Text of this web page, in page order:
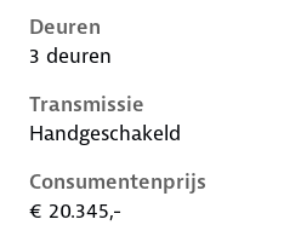
Deuren
3 deuren
Transmissie
Handgeschakeld
Consumentenprijs
€ 20.345,-